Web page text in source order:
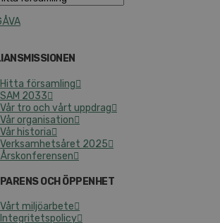
Hitta församling
SAM 2033
Vår tro och vårt uppdrag
Vår organisation
Vår historia
Verksamhetsåret 2025
Årskonferensen
OCH ÖPPENHET
Vårt miljöarbete
Integritetspolicy